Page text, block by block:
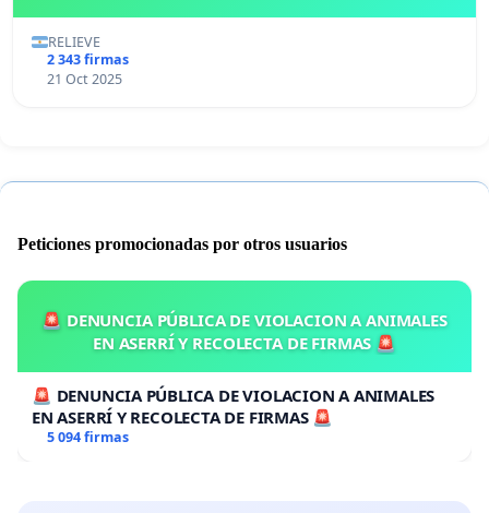
RELIEVE
2 343 firmas
21 Oct 2025
Peticiones promocionadas por otros usuarios
🚨 DENUNCIA PÚBLICA DE VIOLACION A ANIMALES
EN ASERRÍ Y RECOLECTA DE FIRMAS 🚨
🚨 DENUNCIA PÚBLICA DE VIOLACION A ANIMALES
EN ASERRÍ Y RECOLECTA DE FIRMAS 🚨
5 094 firmas